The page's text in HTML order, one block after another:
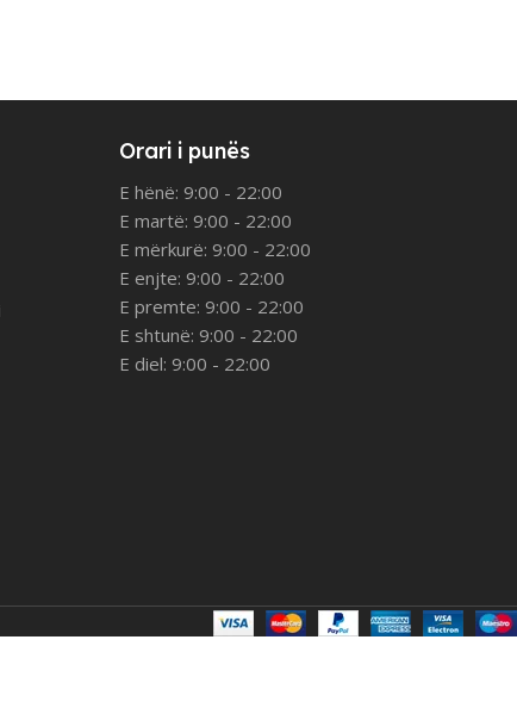
Orari i punës
E hënë: 9:00 - 22:00
E martë: 9:00 - 22:00
E mërkurë: 9:00 - 22:00
E enjte: 9:00 - 22:00
E premte: 9:00 - 22:00
E shtunë: 9:00 - 22:00
E diel: 9:00 - 22:00